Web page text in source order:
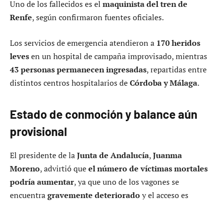
Uno de los fallecidos es el maquinista del tren de
Renfe, según confirmaron fuentes oficiales.
Los servicios de emergencia atendieron a 170 heridos
levesen un hospital de campaña improvisado, mientras
43 personas permanecen ingresadas, repartidas entre
distintos centros hospitalarios deCórdoba y Málaga.
Estado de conmoción y balance aún
provisional
El presidente de laJunta de Andalucía,Juanma
Moreno, advirtió queel número de víctimas mortales
podría aumentar, ya que uno de los vagones se
encuentragravemente deteriorado y el acceso es